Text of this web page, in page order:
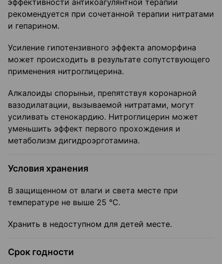
эффективности антикоагулянтной терапии
рекомендуется при сочетанной терапии нитратами
и гепарином.
Усиление гипотензивного эффекта апоморфина
может происходить в результате сопутствующего
применения нитроглицерина.
Алкалоиды спорыньи, препятствуя коронарной
вазодилатации, вызываемой нитратами, могут
усиливать стенокардию. Нитроглицерин может
уменьшить эффект первого прохождения и
метаболизм дигидроэрготамина.
Условия хранения
В защищенном от влаги и света месте при
температуре не выше 25 °C.
Хранить в недоступном для детей месте.
Срок годности